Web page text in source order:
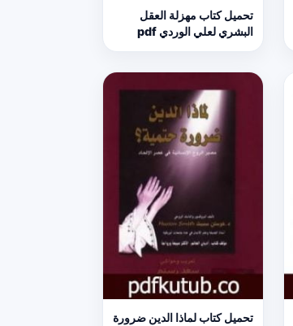
تحميل كتاب مهزلة العقل
البشري لعلي الوردي pdf
مجانا
تحميل كتاب لماذا الدين ضرورة